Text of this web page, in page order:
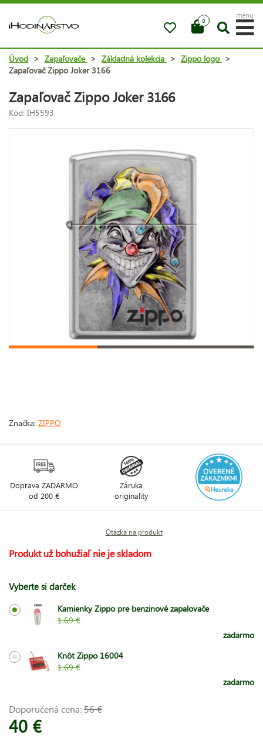
0
menu
Úvod > Zapaľovače > Základná kolekcia > Zippo logo >
Zapaľovač Zippo Joker 3166
Zapaľovač Zippo Joker 3166
Kód: IH5593
Značka: ZIPPO
Doprava ZADARMO
od 200 €
Záruka
originality
Otázka na produkt
Produkt už bohužiaľ nie je skladom
Vyberte si darček
Kamienky Zippo pre benzinové zapalovače
1.69 €
zadarmo
Knôt Zippo 16004
1.69 €
zadarmo
Doporučená cena:56 €
40 €